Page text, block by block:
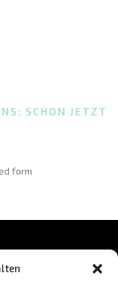
SCHON JETZT
form